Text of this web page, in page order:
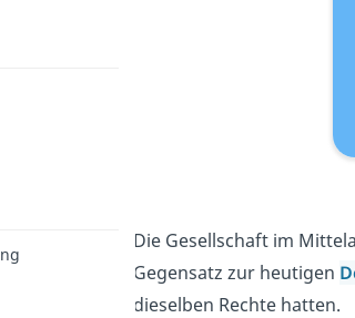
Die Gesellschaft im
Gegensatz zur heutigen
dieselben Rechte hatten.